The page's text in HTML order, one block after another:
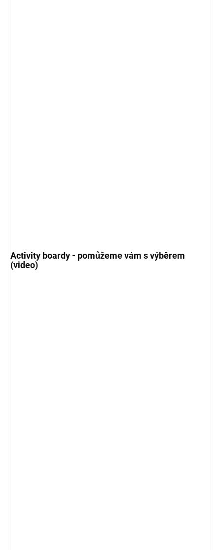
Activity boardy - pomůžeme vám s výběrem
(video)